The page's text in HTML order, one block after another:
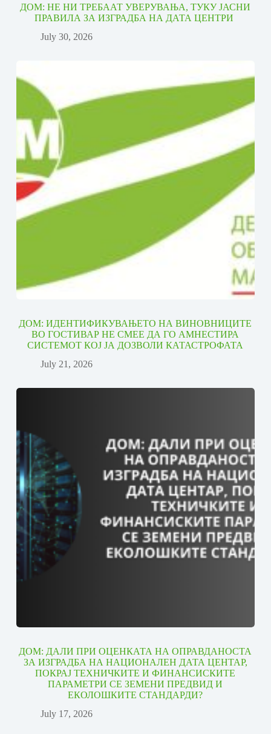
ДОМ: НЕ НИ ТРЕБААТ УВЕРУВАЊА, ТУКУ ЈАСНИ
ПРАВИЛА ЗА ИЗГРАДБА НА ДАТА ЦЕНТРИ
July 30, 2026
ДОМ: ИДЕНТИФИКУВАЊЕТО НА ВИНОВНИЦИТЕ
ВО ГОСТИВАР НЕ СМЕЕ ДА ГО АМНЕСТИРА
СИСТЕМОТ КОЈ ЈА ДОЗВОЛИ КАТАСТРОФАТА
July 21, 2026
ДОМ: ДАЛИ ПРИ ОЦЕНКАТА НА ОПРАВДАНОСТА
ЗА ИЗГРАДБА НА НАЦИОНАЛЕН ДАТА ЦЕНТАР,
ПОКРАЈ ТЕХНИЧКИТЕ И ФИНАНСИСКИТЕ
ПАРАМЕТРИ СЕ ЗЕМЕНИ ПРЕДВИД И
ЕКОЛОШКИТЕ СТАНДАРДИ?
July 17, 2026